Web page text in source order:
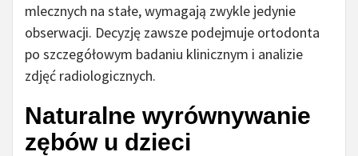
mlecznych na stałe, wymagają zwykle jedynie
obserwacji. Decyzję zawsze podejmuje ortodonta
po szczegółowym badaniu klinicznym i analizie
zdjęć radiologicznych.
Naturalne wyrównywanie
zębów u dzieci